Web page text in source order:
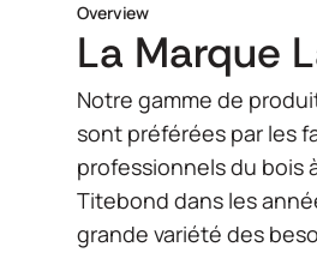
Overview
La Marque
Notre gamme de
sont préférées par les
professionnels du bois
Titebond dans les
grande variété des